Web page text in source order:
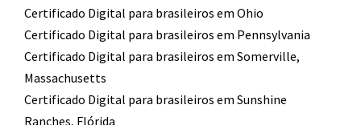
Certificado Digital para brasileiros em Ohio
Certificado Digital para brasileiros em Pennsylvania
Certificado Digital para brasileiros em Somerville,
Massachusetts
Certificado Digital para brasileiros em Sunshine
Ranches, Flórida